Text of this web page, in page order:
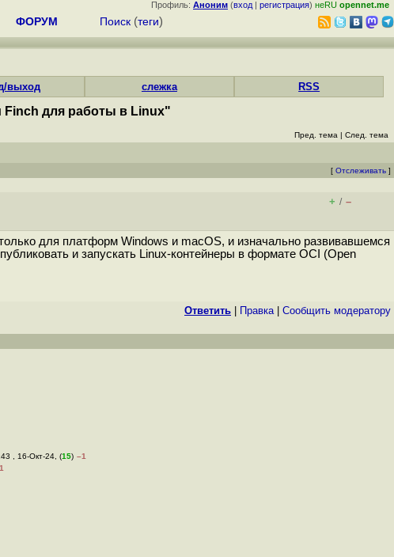
Профиль: Аноним (вход | регистрация) неRU opennet.me
ФОРУМ Поиск (теги)
выход слежка RSS
Finch для работы в Linux"
Пред. тема | След. тема
[ Отслеживать ]
+ / –
для платформ Windows и macOS, и изначально развивавшемся
и запускать Linux-контейнеры в формате OCI (Open
Ответить Правка| Cообщить модератору
, 16-Окт-24, (15) –1